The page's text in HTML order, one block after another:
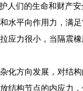
人们的生命和财产安
水平向作用力，满
应力很小，当隔震
化方向发展，对结
结构节点的内应力